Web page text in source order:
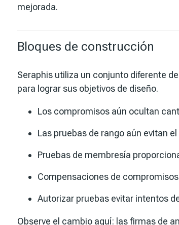
mejorada.
Bloques de construcción
Seraphis utiliza un conjunto diferente
para lograr sus objetivos de diseño.
Los compromisosaún ocultan
Las pruebas de rangoaún evitan el
Pruebas de membresía
Compensaciones de compromisos
Autorizar pruebasevitar intentos
Observe el cambio aquí: las firmas de